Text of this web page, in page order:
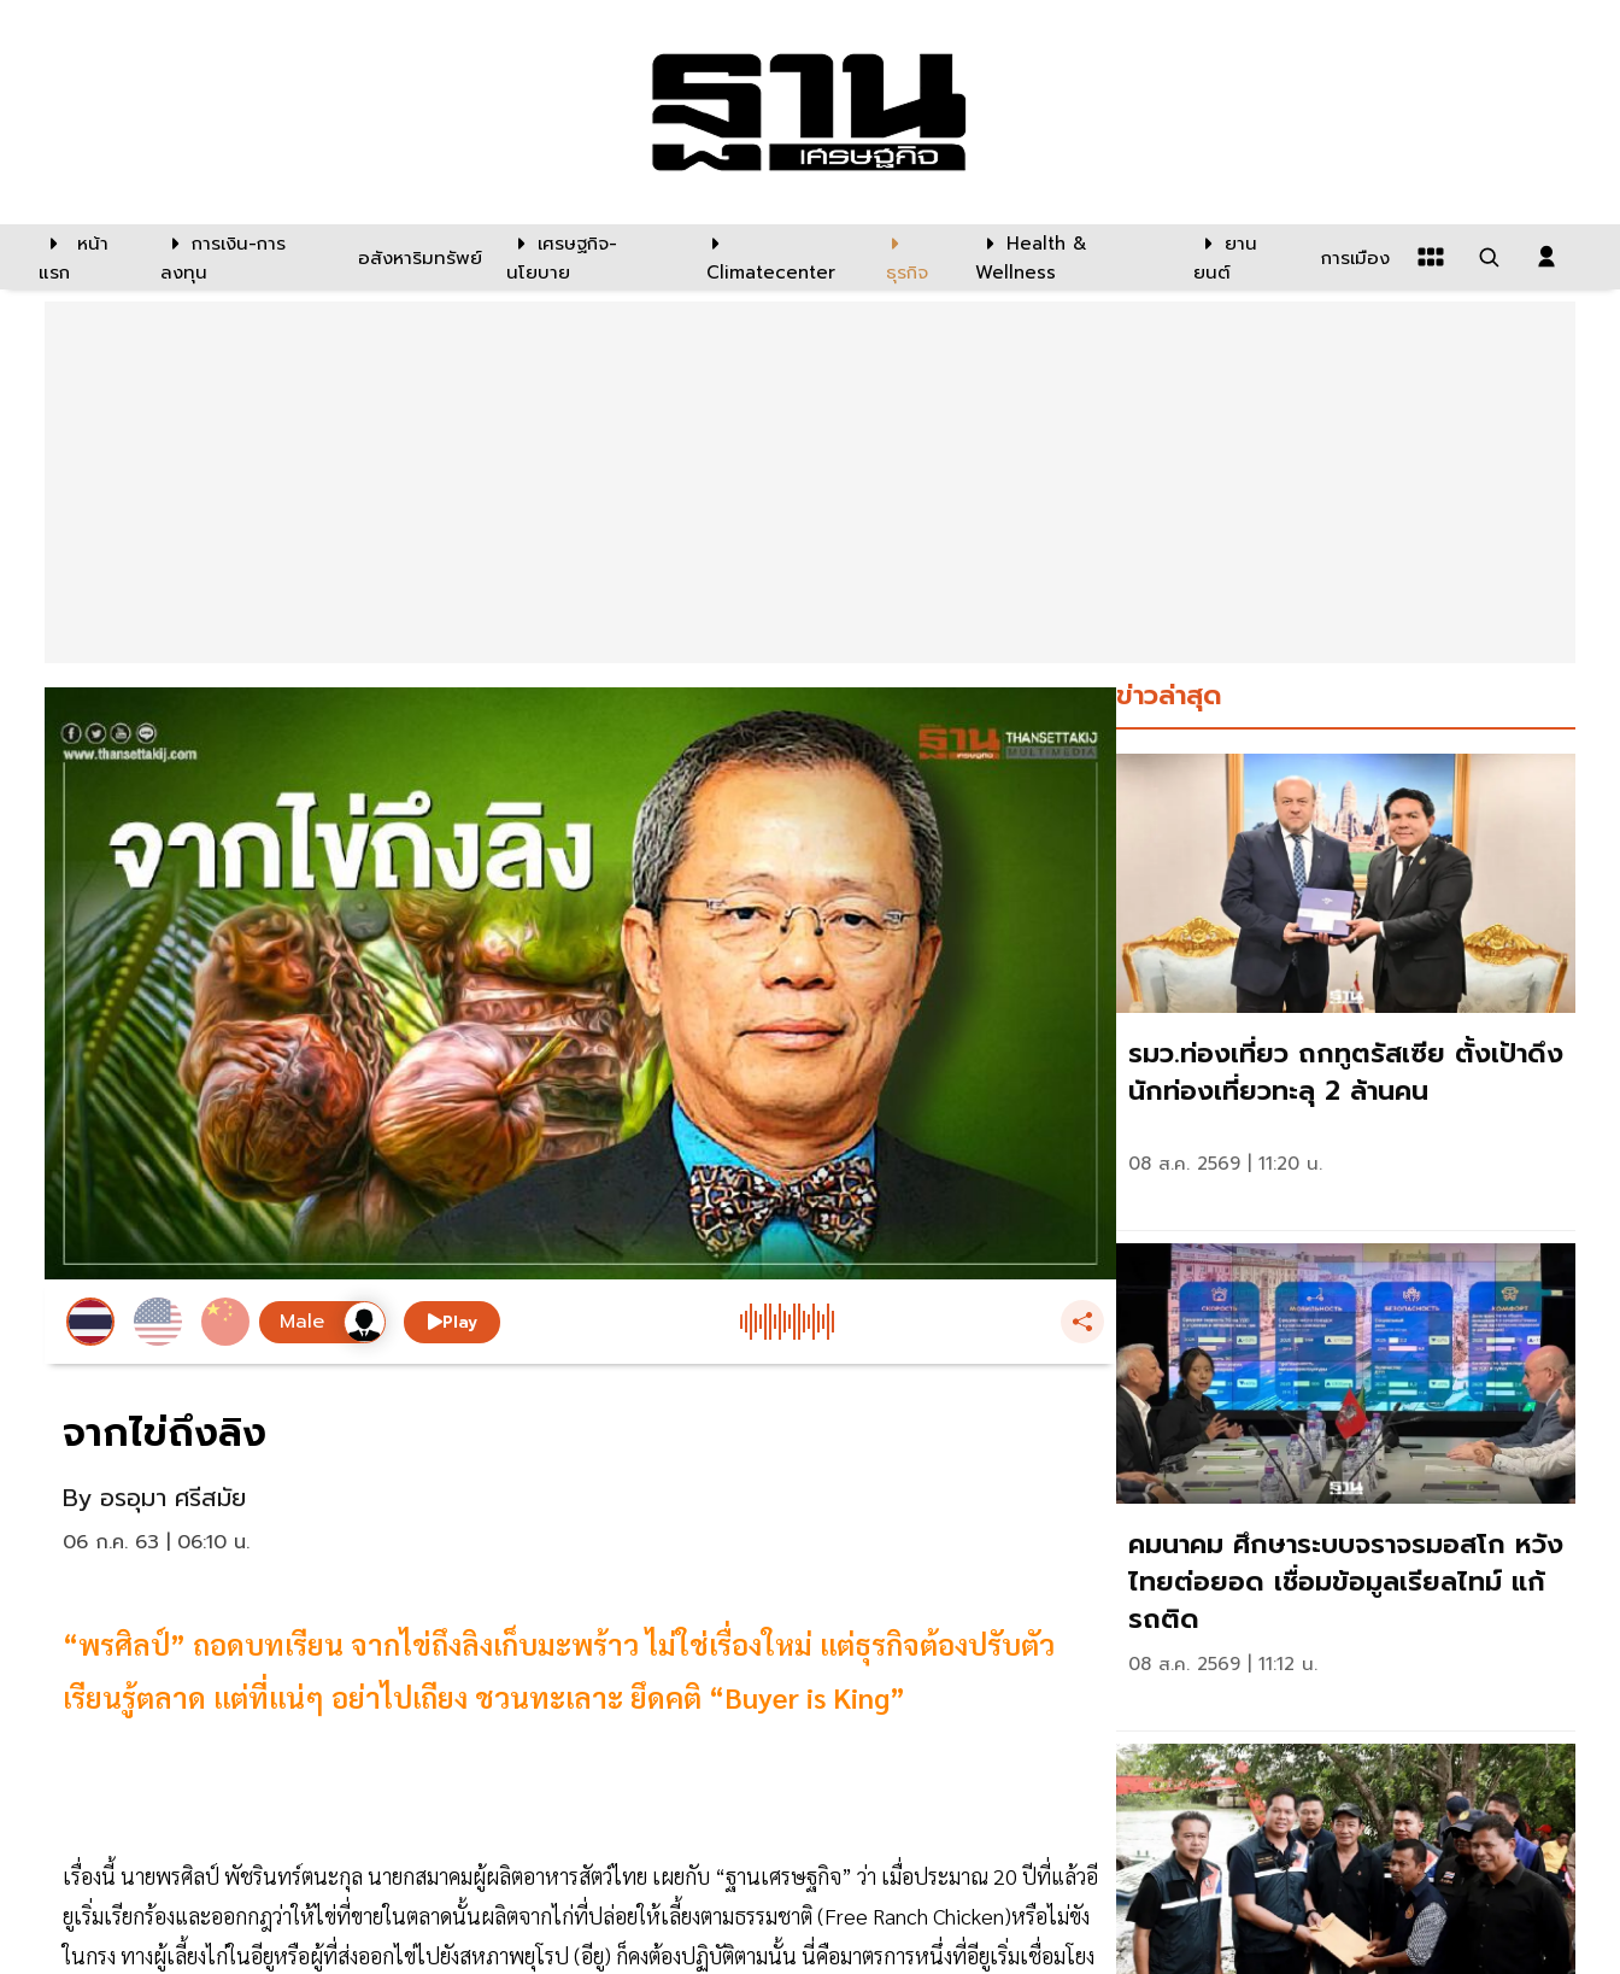
หน้า
แรก
การเงิน-การ
ลงทุน
อสังหาริมทรัพย์
เศรษฐกิจ-
นโยบาย
Climatecenter ธุรกิจ
Health &
Wellness
ยาน
ยนต์
การเมือง
Play
จากไข่ถึงลิง
By อรอุมา ศรีสมัย
06 ก.ค. 63 | 06:10 น.
“พรศิลป์” ถอดบทเรียน จากไข่ถึงลิงเก็บมะพร้าว ไม่ใช่เรื่องใหม่ แต่ธุรกิจต้องปรับตัว
เรียนรู้ตลาด แต่ที่แน่ๆ อย่าไปเถียง ชวนทะเลาะ ยึดคติ “Buyer is King”
เรื่องนี้ นายพรศิลป์ พัชรินทร์ตนะกุล นายกสมาคมผู้ผลิตอาหารสัตว์ไทย เผยกับ “ฐานเศรษฐกิจ” ว่า เมื่อประมาณ 20 ปีที่แล้วอี
ยูเริ่มเรียกร้องและออกกฎว่าให้ไข่ที่ขายในตลาดนั้นผลิตจากไก่ที่ปล่อยให้เลี้ยงตามธรรมชาติ (Free Ranch Chicken)หรือไม่ขัง
ในกรง ทางผู้เลี้ยงไก่ในอียูหรือผู้ที่ส่งออกไข่ไปยังสหภาพยุโรป (อียู) ก็คงต้องปฏิบัติตามนั้น นี่คือมาตรการหนึ่งที่อียูเริ่มเชื่อมโยง
ข่าวล่าสุด
รมว.ท่องเที่ยว ถกทูตรัสเซีย ตั้งเป้าดึง
นักท่องเที่ยวทะลุ 2 ล้านคน
08 ส.ค. 2569 | 11:20 น.
คมนาคม ศึกษาระบบจราจรมอสโก หวัง
ไทยต่อยอด เชื่อมข้อมูลเรียลไทม์ แก้
รถติด
08 ส.ค. 2569 | 11:12 น.